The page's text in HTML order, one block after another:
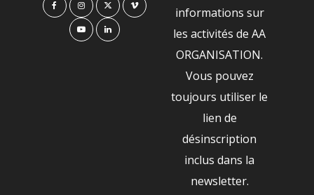
informations sur
les activités de AA
ORGANISATION.
Vous pouvez
toujours utiliser le
lien de
désinscription
inclus dans la
newsletter.